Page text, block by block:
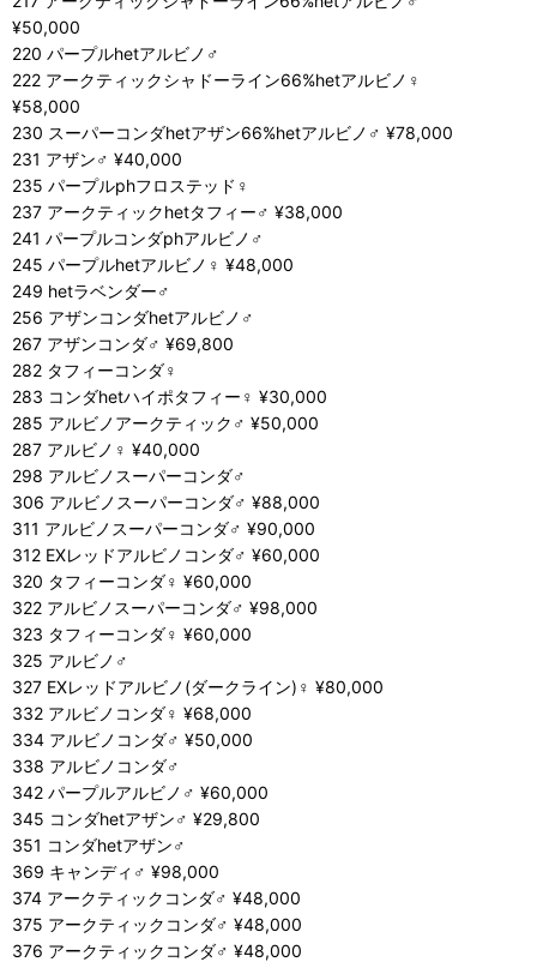
¥50,000
220 パープルhetアルビノ♂
222 アークティックシャドーライン66%hetアルビノ♀
¥58,000
230 スーパーコンダhetアザン66%hetアルビノ♂ ¥78,000
231 アザン♂ ¥40,000
235 パープルphフロステッド♀
237 アークティックhetタフィー♂ ¥38,000
241 パープルコンダphアルビノ♂
245 パープルhetアルビノ♀ ¥48,000
249 hetラベンダー♂
256 アザンコンダhetアルビノ♂
267 アザンコンダ♂ ¥69,800
282 タフィーコンダ♀
283 コンダhetハイポタフィー♀ ¥30,000
285 アルビノアークティック♂ ¥50,000
287 アルビノ♀ ¥40,000
298 アルビノスーパーコンダ♂
306 アルビノスーパーコンダ♂ ¥88,000
311 アルビノスーパーコンダ♂ ¥90,000
312 EXレッドアルビノコンダ♂ ¥60,000
320 タフィーコンダ♀ ¥60,000
322 アルビノスーパーコンダ♂ ¥98,000
323 タフィーコンダ♀ ¥60,000
325 アルビノ♂
327 EXレッドアルビノ(ダークライン)♀ ¥80,000
332 アルビノコンダ♀ ¥68,000
334 アルビノコンダ♂ ¥50,000
338 アルビノコンダ♂
342 パープルアルビノ♂ ¥60,000
345 コンダhetアザン♂ ¥29,800
351 コンダhetアザン♂
369 キャンディ♂ ¥98,000
374 アークティックコンダ♂ ¥48,000
375 アークティックコンダ♂ ¥48,000
376 アークティックコンダ♂ ¥48,000